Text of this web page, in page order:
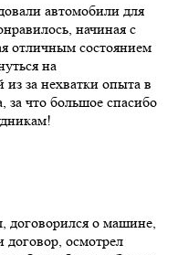
автомобили для
начиная с
отличным состоянием
на
из за нехватки опыта в
за что большое спасибо
договорился о машине,
договор, осмотрел